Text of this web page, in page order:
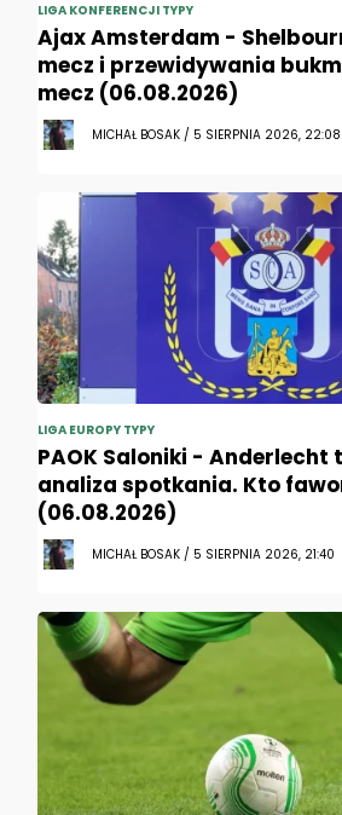
LIGA KONFERENCJI TYPY
Ajax Amsterdam -
mecz i przewidywania
mecz (06.08.2026)
MICHAŁ BOSAK / 5 SIERPNIA 2026, 22:08
LIGA EUROPY TYPY
PAOK Saloniki - Anderlecht
analiza spotkania. Kto
(06.08.2026)
MICHAŁ BOSAK / 5 SIERPNIA 2026, 21:40